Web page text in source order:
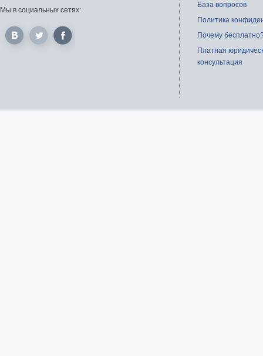
Мы в социальных сетях:
База вопросов
Политика
Почему
Платная
консультация